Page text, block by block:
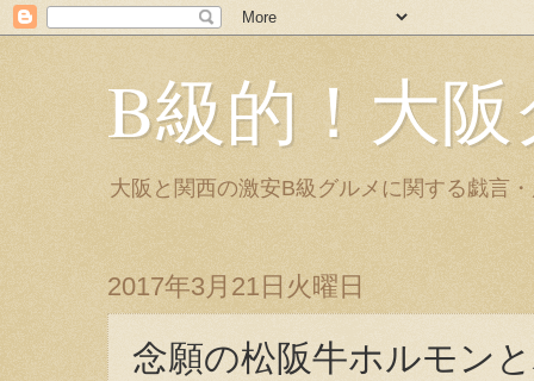
B級的！大
大阪と関西の激安B級グルメに関する戯言
2017年3月21日火曜日
念願の松阪牛ホルモン